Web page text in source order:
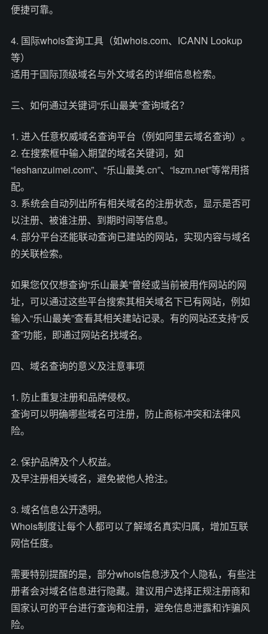
便捷可靠。
4. 国际whois查询工具（如whois.com、ICANN Lookup
等）
适用于国际顶级域名与外文域名的详细信息检索。
三、如何通过关键词“乐山最美”查询域名？
1. 进入任意权威域名查询平台（例如阿里云域名查询）。
2. 在搜索框中输入期望的域名关键词，如
“leshanzuimei.com”、“乐山最美.cn”、“lszm.net”等常用搭
配。
3. 系统会自动列出所有相关域名的注册状态，显示是否可
以注册、被谁注册、到期时间等信息。
4. 部分平台还能联动查询已建站的网站，实现内容与域名
的关联检索。
如果您仅仅想查询“乐山最美”曾经或当前被用作网站的网
址，可以通过这些平台搜索其相关域名下已有网站，例如
输入“乐山最美”查看其相关建站记录。有的网站还支持“反
查”功能，即通过网站名找域名。
四、域名查询的意义及注意事项
1. 防止重复注册和品牌侵权。
查询可以明确哪些域名可注册，防止商标冲突和法律风
险。
2. 保护品牌及个人权益。
及早注册相关域名，避免被他人抢注。
3. 域名信息公开透明。
Whois制度让每个人都可以了解域名真实归属，增加互联
网信任度。
需要特别提醒的是，部分whois信息涉及个人隐私，有些注
册者会对域名信息进行隐藏。建议用户选择正规注册商和
国家认可的平台进行查询和注册，避免信息泄露和诈骗风
险。